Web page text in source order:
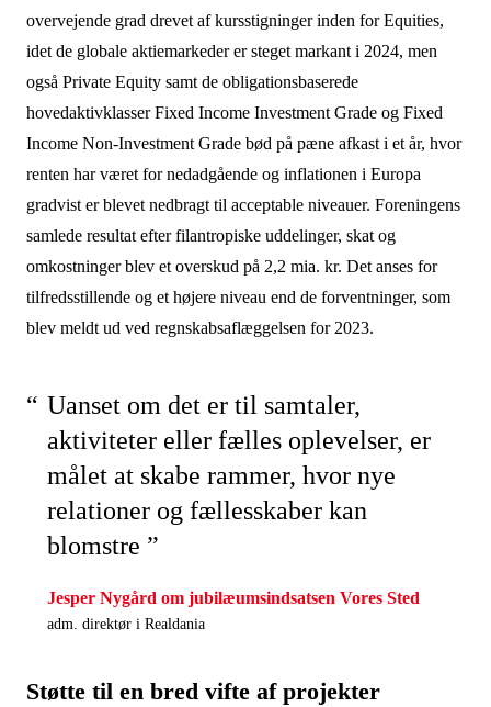
overvejende grad drevet af kursstigninger inden for Equities,
idet de globale aktiemarkeder er steget markant i 2024, men
også Private Equity samt de obligationsbaserede
hovedaktivklasser Fixed Income Investment Grade og Fixed
Income Non-Investment Grade bød på pæne afkast i et år, hvor
renten har været for nedadgående og inflationen i Europa
gradvist er blevet nedbragt til acceptable niveauer. Foreningens
samlede resultat efter filantropiske uddelinger, skat og
omkostninger blev et overskud på 2,2 mia. kr. Det anses for
tilfredsstillende og et højere niveau end de forventninger, som
blev meldt ud ved regnskabsaflæggelsen for 2023.
Uanset om det er til samtaler,
aktiviteter eller fælles oplevelser, er
målet at skabe rammer, hvor nye
relationer og fællesskaber kan
blomstre ”
Jesper Nygård om jubilæumsindsatsen Vores Sted
adm. direktør i Realdania
Støtte til en bred vifte af projekter